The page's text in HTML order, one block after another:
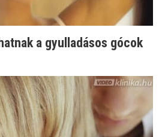
a gyulladásos gócok